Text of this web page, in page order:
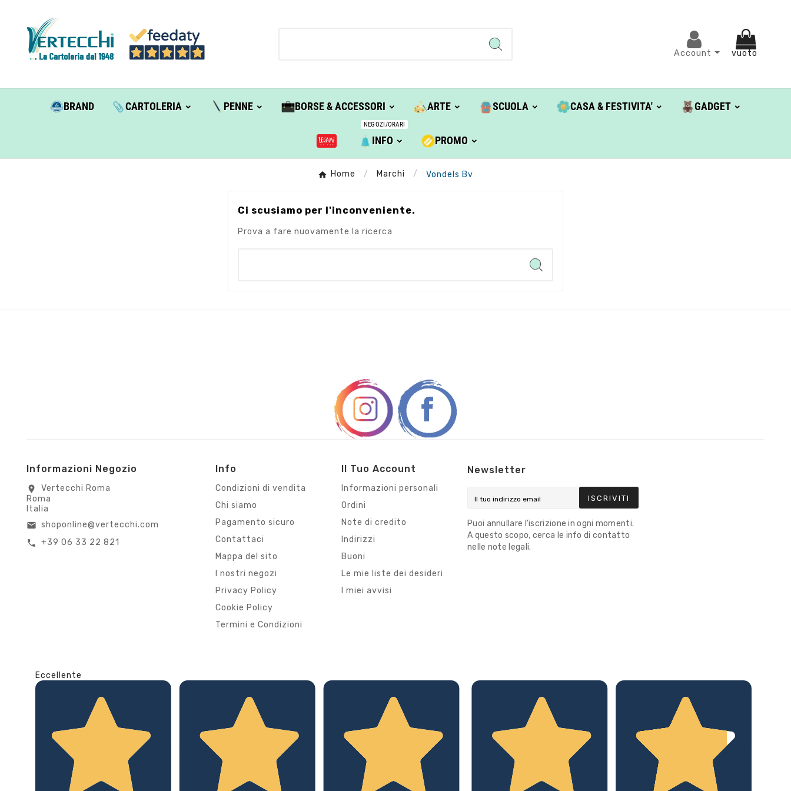
Account vuoto
BRAND CARTOLERIA PENNE BORSE & ACCESSORI ARTE SCUOLA CASA & FESTIVITA' GADGET
INFO
NEGOZI/ORARI
PROMO
Home Marchi Vondels Bv
Ci scusiamo per l'inconveniente.
Prova a fare nuovamente la ricerca
Informazioni Negozio
location_on
Vertecchi Roma
Roma
Italia
email shoponline@vertecchi.com
call +39 06 33 22 821
Info
Condizioni di vendita
Chi siamo
Pagamento sicuro
Contattaci
Mappa del sito
I nostri negozi
Privacy Policy
Cookie Policy
Termini e Condizioni
Il Tuo Account
Informazioni personali
Ordini
Note di credito
Indirizzi
Buoni
Le mie liste dei desideri
I miei avvisi
Newsletter
ISCRIVITI
Puoi annullare l'iscrizione in ogni momenti.
A questo scopo, cerca le info di contatto
nelle note legali.
Eccellente